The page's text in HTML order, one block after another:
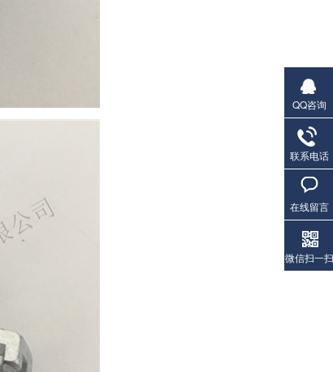
QQ咨询
联系电话
在线留言
微信扫一扫